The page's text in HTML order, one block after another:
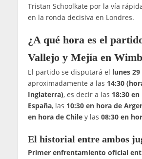
Tristan Schoolkate por la vía
en la ronda decisiva en Londres.
¿A qué hora es el
Vallejo y Mejía en
El partido se disputará el lunes
aproximadamente a las 14:30
Inglaterra), es decir a las 18:30
España, las 10:30 en hora de
en hora de Chiley las 08:30 en
El historial entre ambos
Primer enfrentamiento oficial